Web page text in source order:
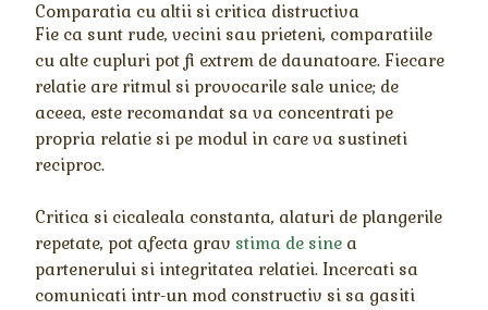
Comparatia cu altii si critica distructiva
Fie ca sunt rude, vecini sau prieteni, comparatiile
cu alte cupluri pot fi extrem de daunatoare. Fiecare
relatie are ritmul si provocarile sale unice; de
aceea, este recomandat sa va concentrati pe
propria relatie si pe modul in care va sustineti
reciproc.
Critica si cicaleala constanta, alaturi de plangerile
repetate, pot afecta grav stima de sine a
partenerului si integritatea relatiei. Incercati sa
comunicati intr-un mod constructiv si sa gasiti